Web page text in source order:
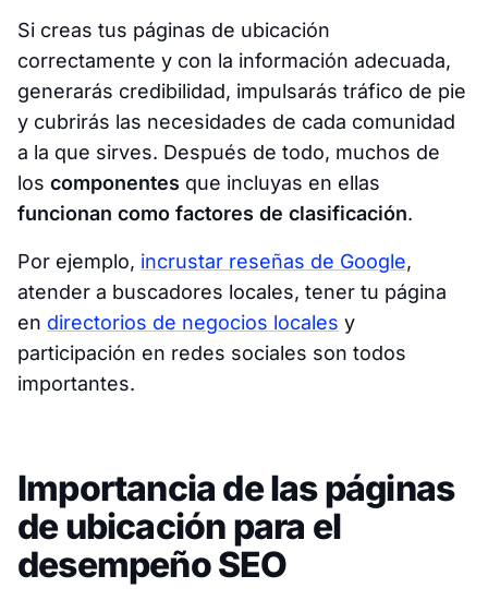
Si creas tus páginas de ubicación
correctamente y con la información adecuada,
generarás credibilidad, impulsarás tráfico de pie
y cubrirás las necesidades de cada comunidad
a la que sirves. Después de todo, muchos de
los componentes que incluyas en ellas
funcionan como factores de clasificación.
Por ejemplo, incrustar reseñas de Google,
atender a buscadores locales, tener tu página
en directorios de negocios locales y
participación en redes sociales son todos
importantes.
Importancia de las páginas
de ubicación para el
desempeño SEO